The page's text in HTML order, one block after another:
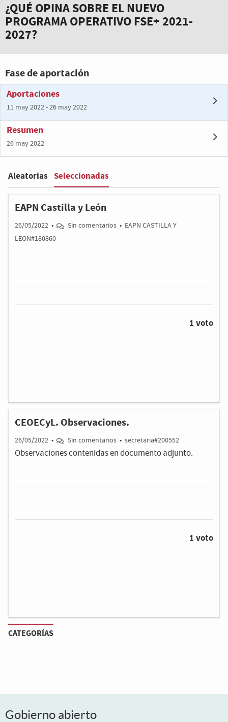
¿QUÉ OPINA SOBRE EL NUEVO
PROGRAMA OPERATIVO FSE+ 2021-
2027?
Fase de aportación
Aportaciones
11 may 2022 - 26 may 2022
Resumen
26 may 2022
Filter:
Aleatorias Seleccionadas
EAPN Castilla y León
26/05/2022 • Sin comentarios • EAPN CASTILLA Y
LEON#180860
1 voto
CEOECyL. Observaciones.
26/05/2022 • Sin comentarios • secretaria#200552
Observaciones contenidas en documento adjunto.
1 voto
CATEGORÍAS
Gobierno abierto